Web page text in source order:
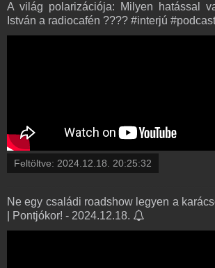
A világ polarizációja: Milyen hatással
István a radiocafén ???? #interjú
Feltöltve: 2024.12.18. 20:25:32
Ne egy családi roadshow legyen a
| Pontjókor! - 2024.12.18.